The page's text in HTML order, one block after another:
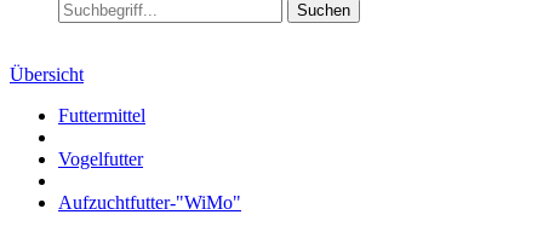
Suchen
Übersicht
Futtermittel
Vogelfutter
Aufzuchtfutter-"WiMo"